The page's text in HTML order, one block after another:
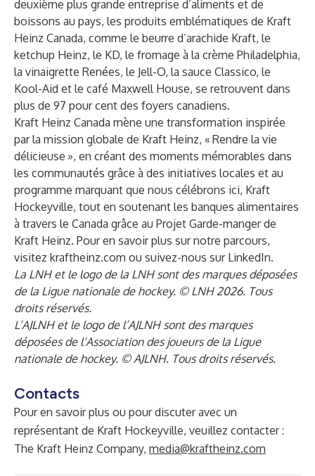
deuxième plus grande entreprise d’aliments et de
boissons au pays, les produits emblématiques de Kraft
Heinz Canada, comme le beurre d’arachide Kraft, le
ketchup Heinz, le KD, le fromage à la crème Philadelphia,
la vinaigrette Renées, le Jell-O, la sauce Classico, le
Kool-Aid et le café Maxwell House, se retrouvent dans
plus de 97 pour cent des foyers canadiens.
Kraft Heinz Canada mène une transformation inspirée
par la mission globale de Kraft Heinz, « Rendre la vie
délicieuse », en créant des moments mémorables dans
les communautés grâce à des initiatives locales et au
programme marquant que nous célébrons ici, Kraft
Hockeyville, tout en soutenant les banques alimentaires
à travers le Canada grâce au Projet Garde-manger de
Kraft Heinz. Pour en savoir plus sur notre parcours,
visitez kraftheinz.com ou suivez-nous sur LinkedIn.
La LNH et le logo de la LNH sont des marques déposées
de la Ligue nationale de hockey. © LNH 2026. Tous
droits réservés.
L’AJLNH et le logo de l’AJLNH sont des marques
déposées de l’Association des joueurs de la Ligue
nationale de hockey. © AJLNH. Tous droits réservés.
Contacts
Pour en savoir plus ou pour discuter avec un
représentant de Kraft Hockeyville, veuillez contacter :
The Kraft Heinz Company, media@kraftheinz.com